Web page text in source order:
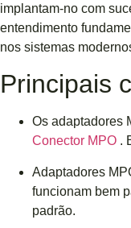
implantam-no com
entendimento
nos sistemas
Principais
Os adaptadores
Conector MPO .
Adaptadores
funcionam bem
padrão.